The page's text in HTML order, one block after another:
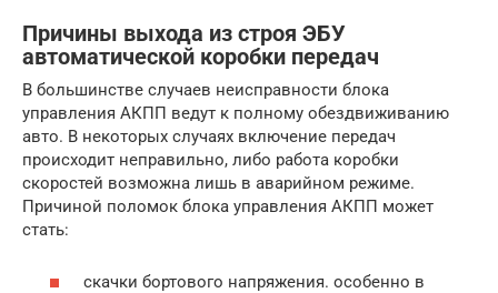
Причины выхода из строя ЭБУ
автоматической коробки передач
В большинстве случаев неисправности блока
управления АКПП ведут к полному обездвиживанию
авто. В некоторых случаях включение передач
происходит неправильно, либо работа коробки
скоростей возможна лишь в аварийном режиме.
Причиной поломок блока управления АКПП может
стать:
скачки бортового напряжения. особенно в